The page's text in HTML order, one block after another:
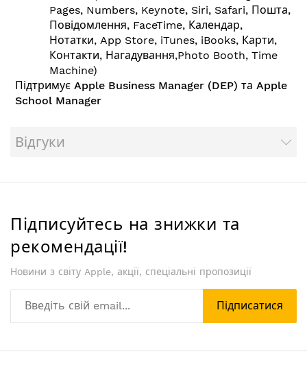
Pages, Numbers, Keynote, Siri, Safari, Пошта,
Повідомлення, FaceTime, Календар,
Нотатки, App Store, iTunes, iBooks, Карти,
Контакти, Нагадування,Photo Booth, Time
Machine)
Підтримує Apple Business Manager (DEP) та Apple
School Manager
Відгуки
Підписуйтесь на знижки та
рекомендації!
Новини з світу Apple, акції, спеціальні пропозиції
Підписатися